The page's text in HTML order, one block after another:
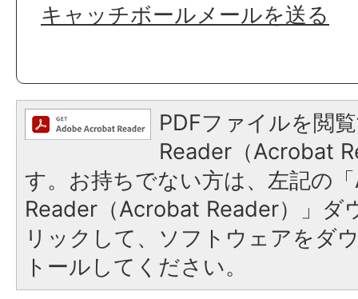
キャッチボールメールを送る
PDFファイルを閲
Reader（Acrobat
す。お持ちでない方は、左記の
Reader（Acrobat Reader）」ダ
リックして、ソフトウェアをダ
トールしてください。